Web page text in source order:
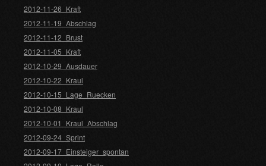
2012-11-26_Kraft
2012-11-19_Abschlag
2012-11-12_Brust
2012-11-05_Kraft
2012-10-29_Ausdauer
2012-10-22_Kraul
2012-10-15_Lage_Ruecken
2012-10-08_Kraul
2012-10-01_Kraul_Abschlag
2012-09-24_Sprint
2012-09-17_Einsteiger_spontan